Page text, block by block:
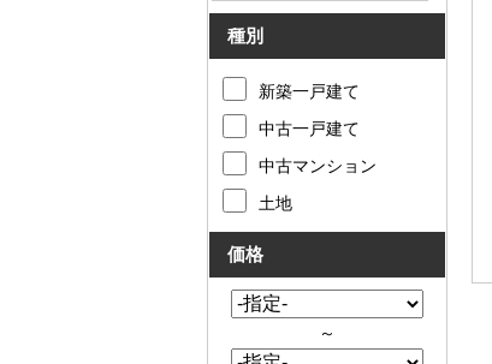
種別
新築一戸建て
中古一戸建て
中古マンション
土地
価格
～